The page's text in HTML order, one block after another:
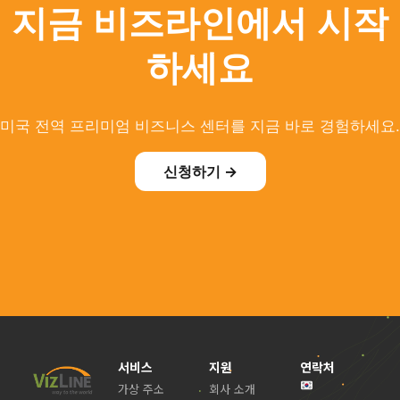
지금 비즈라인에서 시작
하세요
미국 전역 프리미엄 비즈니스 센터를 지금 바로 경험하세요.
신청하기 →
서비스
가상 주소
지원
회사 소개
연락처